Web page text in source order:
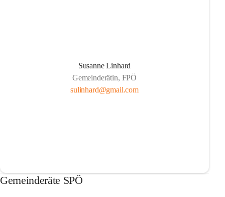
Susanne Linhard
Gemeinderätin, FPÖ
sulinhard@gmail.com
Gemeinderäte SPÖ